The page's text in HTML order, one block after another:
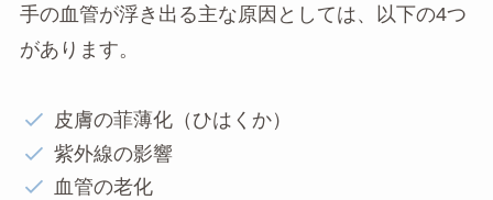
手の血管が浮き出る主な原因としては、以下の4つ
があります。
皮膚の菲薄化（ひはくか）
紫外線の影響
血管の老化